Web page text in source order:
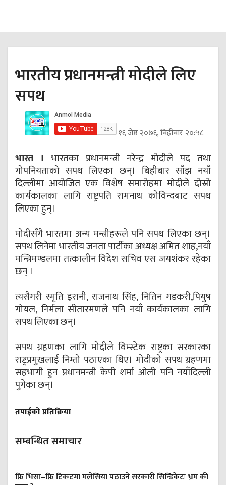
भारतीय प्रधानमन्त्री मोदीले लिए
सपथ
१६ जेष्ठ २०७६, बिहीबार २०:५८
भारत । भारतका प्रधानमन्त्री नरेन्द्र मोदीले पद तथा
गोपनियताको सपथ लिएका छन्। बिहीबार साँझ नयाँ
दिल्लीमा आयोजित एक विशेष समारोहमा मोदीले दोस्रो
कार्यकालका लागि राष्ट्रपति रामनाथ कोविन्दबाट सपथ
लिएका हुन्।
मोदीसँगै भारतमा अन्य मन्त्रीहरूले पनि सपथ लिएका छन्।
सपथ लिनेमा भारतीय जनता पार्टीका अध्यक्ष अमित शाह,नयाँ
मन्त्रिमण्डलमा तत्कालीन विदेश सचिव एस जयशंकर रहेका
छन् ।
त्यसैगरी स्मृति इरानी, राजनाथ सिंह, नितिन गडकरी,पियुष
गोयल, निर्मला सीतारमणले पनि नयाँ कार्यकालका लागि
सपथ लिएका छन्।
सपथ ग्रहणका लागि मोदीले विम्स्टेक राष्ट्रका सरकारका
राष्ट्रप्रमुखलाई निम्तो पठाएका थिए। मोदीको सपथ ग्रहणमा
सहभागी हुन प्रधानमन्त्री केपी शर्मा ओली पनि नयाँदिल्ली
पुगेका छन्।
तपाईको प्रतिक्रिया
सम्बन्धित समाचार
फ्रि भिसा–फ्रि टिकटमा मलेसिया पठाउने सरकारी सिन्डिकेटः भ्रम की